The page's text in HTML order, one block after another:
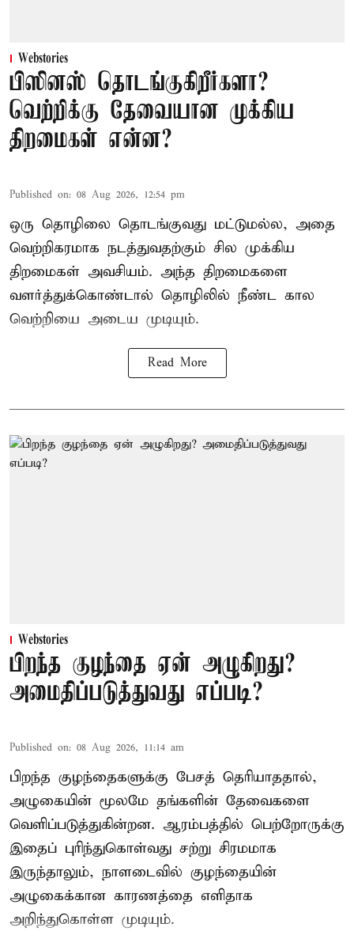
Webstories
பிஸினஸ் தொடங்குகிறீர்களா?
வெற்றிக்கு தேவையான முக்கிய
திறமைகள் என்ன?
Published on: 08 Aug 2026, 12:54 pm
ஒரு தொழிலை தொடங்குவது மட்டுமல்ல, அதை
வெற்றிகரமாக நடத்துவதற்கும் சில முக்கிய
திறமைகள் அவசியம். அந்த திறமைகளை
வளர்த்துக்கொண்டால் தொழிலில் நீண்ட கால
வெற்றியை அடைய முடியும்.
Read More
Webstories
பிறந்த குழந்தை ஏன் அழுகிறது?
அமைதிப்படுத்துவது எப்படி?
Published on: 08 Aug 2026, 11:14 am
பிறந்த குழந்தைகளுக்கு பேசத் தெரியாததால்,
அழுகையின் மூலமே தங்களின் தேவைகளை
வெளிப்படுத்துகின்றன. ஆரம்பத்தில் பெற்றோருக்கு
இதைப் புரிந்துகொள்வது சற்று சிரமமாக
இருந்தாலும், நாளடைவில் குழந்தையின்
அழுகைக்கான காரணத்தை எளிதாக
அறிந்துகொள்ள முடியும்.